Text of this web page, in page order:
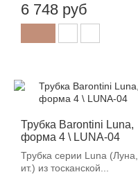
6 748 руб
Трубка Barontini Luna,
форма 4 \ LUNA-04
Трубка серии Luna (Луна,
ит.) из тосканской...